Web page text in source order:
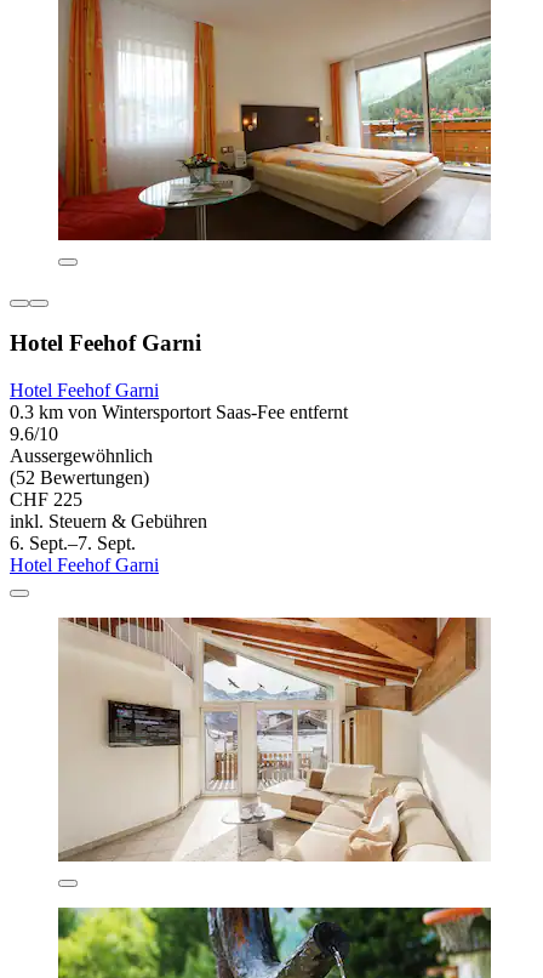
Hotel Feehof Garni
Hotel Feehof Garni
0.3 km von Wintersportort Saas-Fee entfernt
9.6/10
Aussergewöhnlich
(52 Bewertungen)
CHF 225
inkl. Steuern & Gebühren
6. Sept.–7. Sept.
Hotel Feehof Garni